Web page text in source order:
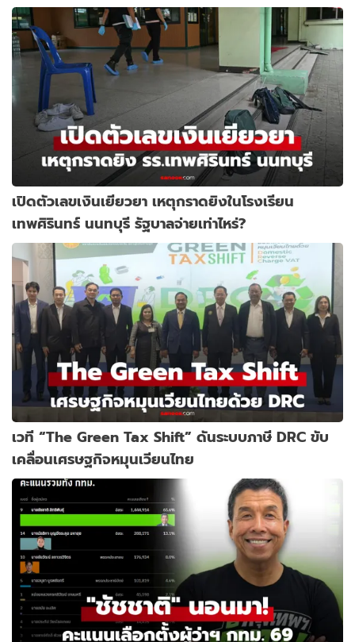
เปิดตัวเลขเงินเยียวยา เหตุกราดยิงในโรงเรียน
เทพศิรินทร์ นนทบุรี รัฐบาลจ่ายเท่าไหร่?
เวที “The Green Tax Shift” ดันระบบภาษี DRC ขับ
เคลื่อนเศรษฐกิจหมุนเวียนไทย